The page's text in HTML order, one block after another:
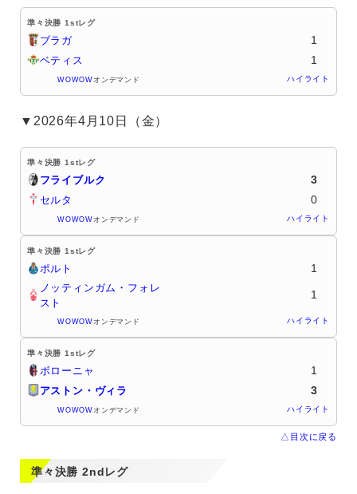
準々決勝 1stレグ
ブラガ 1
ベティス 1
WOWOW オンデマンド ハイライト
▼2026年4月10日（金）
準々決勝 1stレグ
フライブルク 3
セルタ 0
WOWOW オンデマンド ハイライト
準々決勝 1stレグ
ポルト 1
ノッティンガム・フォレ
スト
1
WOWOW オンデマンド ハイライト
準々決勝 1stレグ
ボローニャ 1
アストン・ヴィラ 3
WOWOW オンデマンド ハイライト
△目次に戻る
準々決勝 2ndレグ